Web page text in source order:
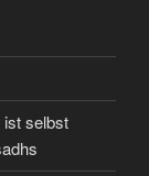
ist selbst